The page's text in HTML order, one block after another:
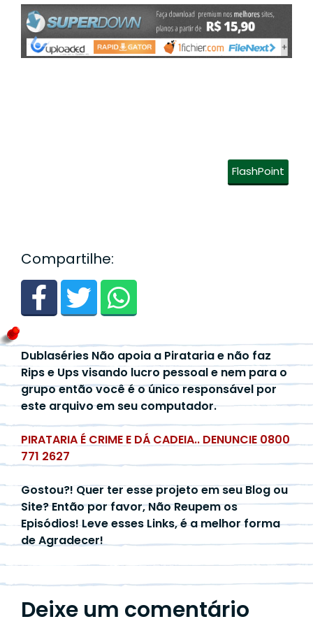
FlashPoint
Compartilhe:
Dublaséries Não apoia a Pirataria e não faz
Rips e Ups visando lucro pessoal e nem para o
grupo então você é o único responsável por
este arquivo em seu computador.
PIRATARIA É CRIME E DÁ CADEIA.. DENUNCIE 0800
771 2627
Gostou?! Quer ter esse projeto em seu Blog ou
Site? Então por favor, Não Reupem os
Episódios! Leve esses Links, é a melhor forma
de Agradecer!
Deixe um comentário